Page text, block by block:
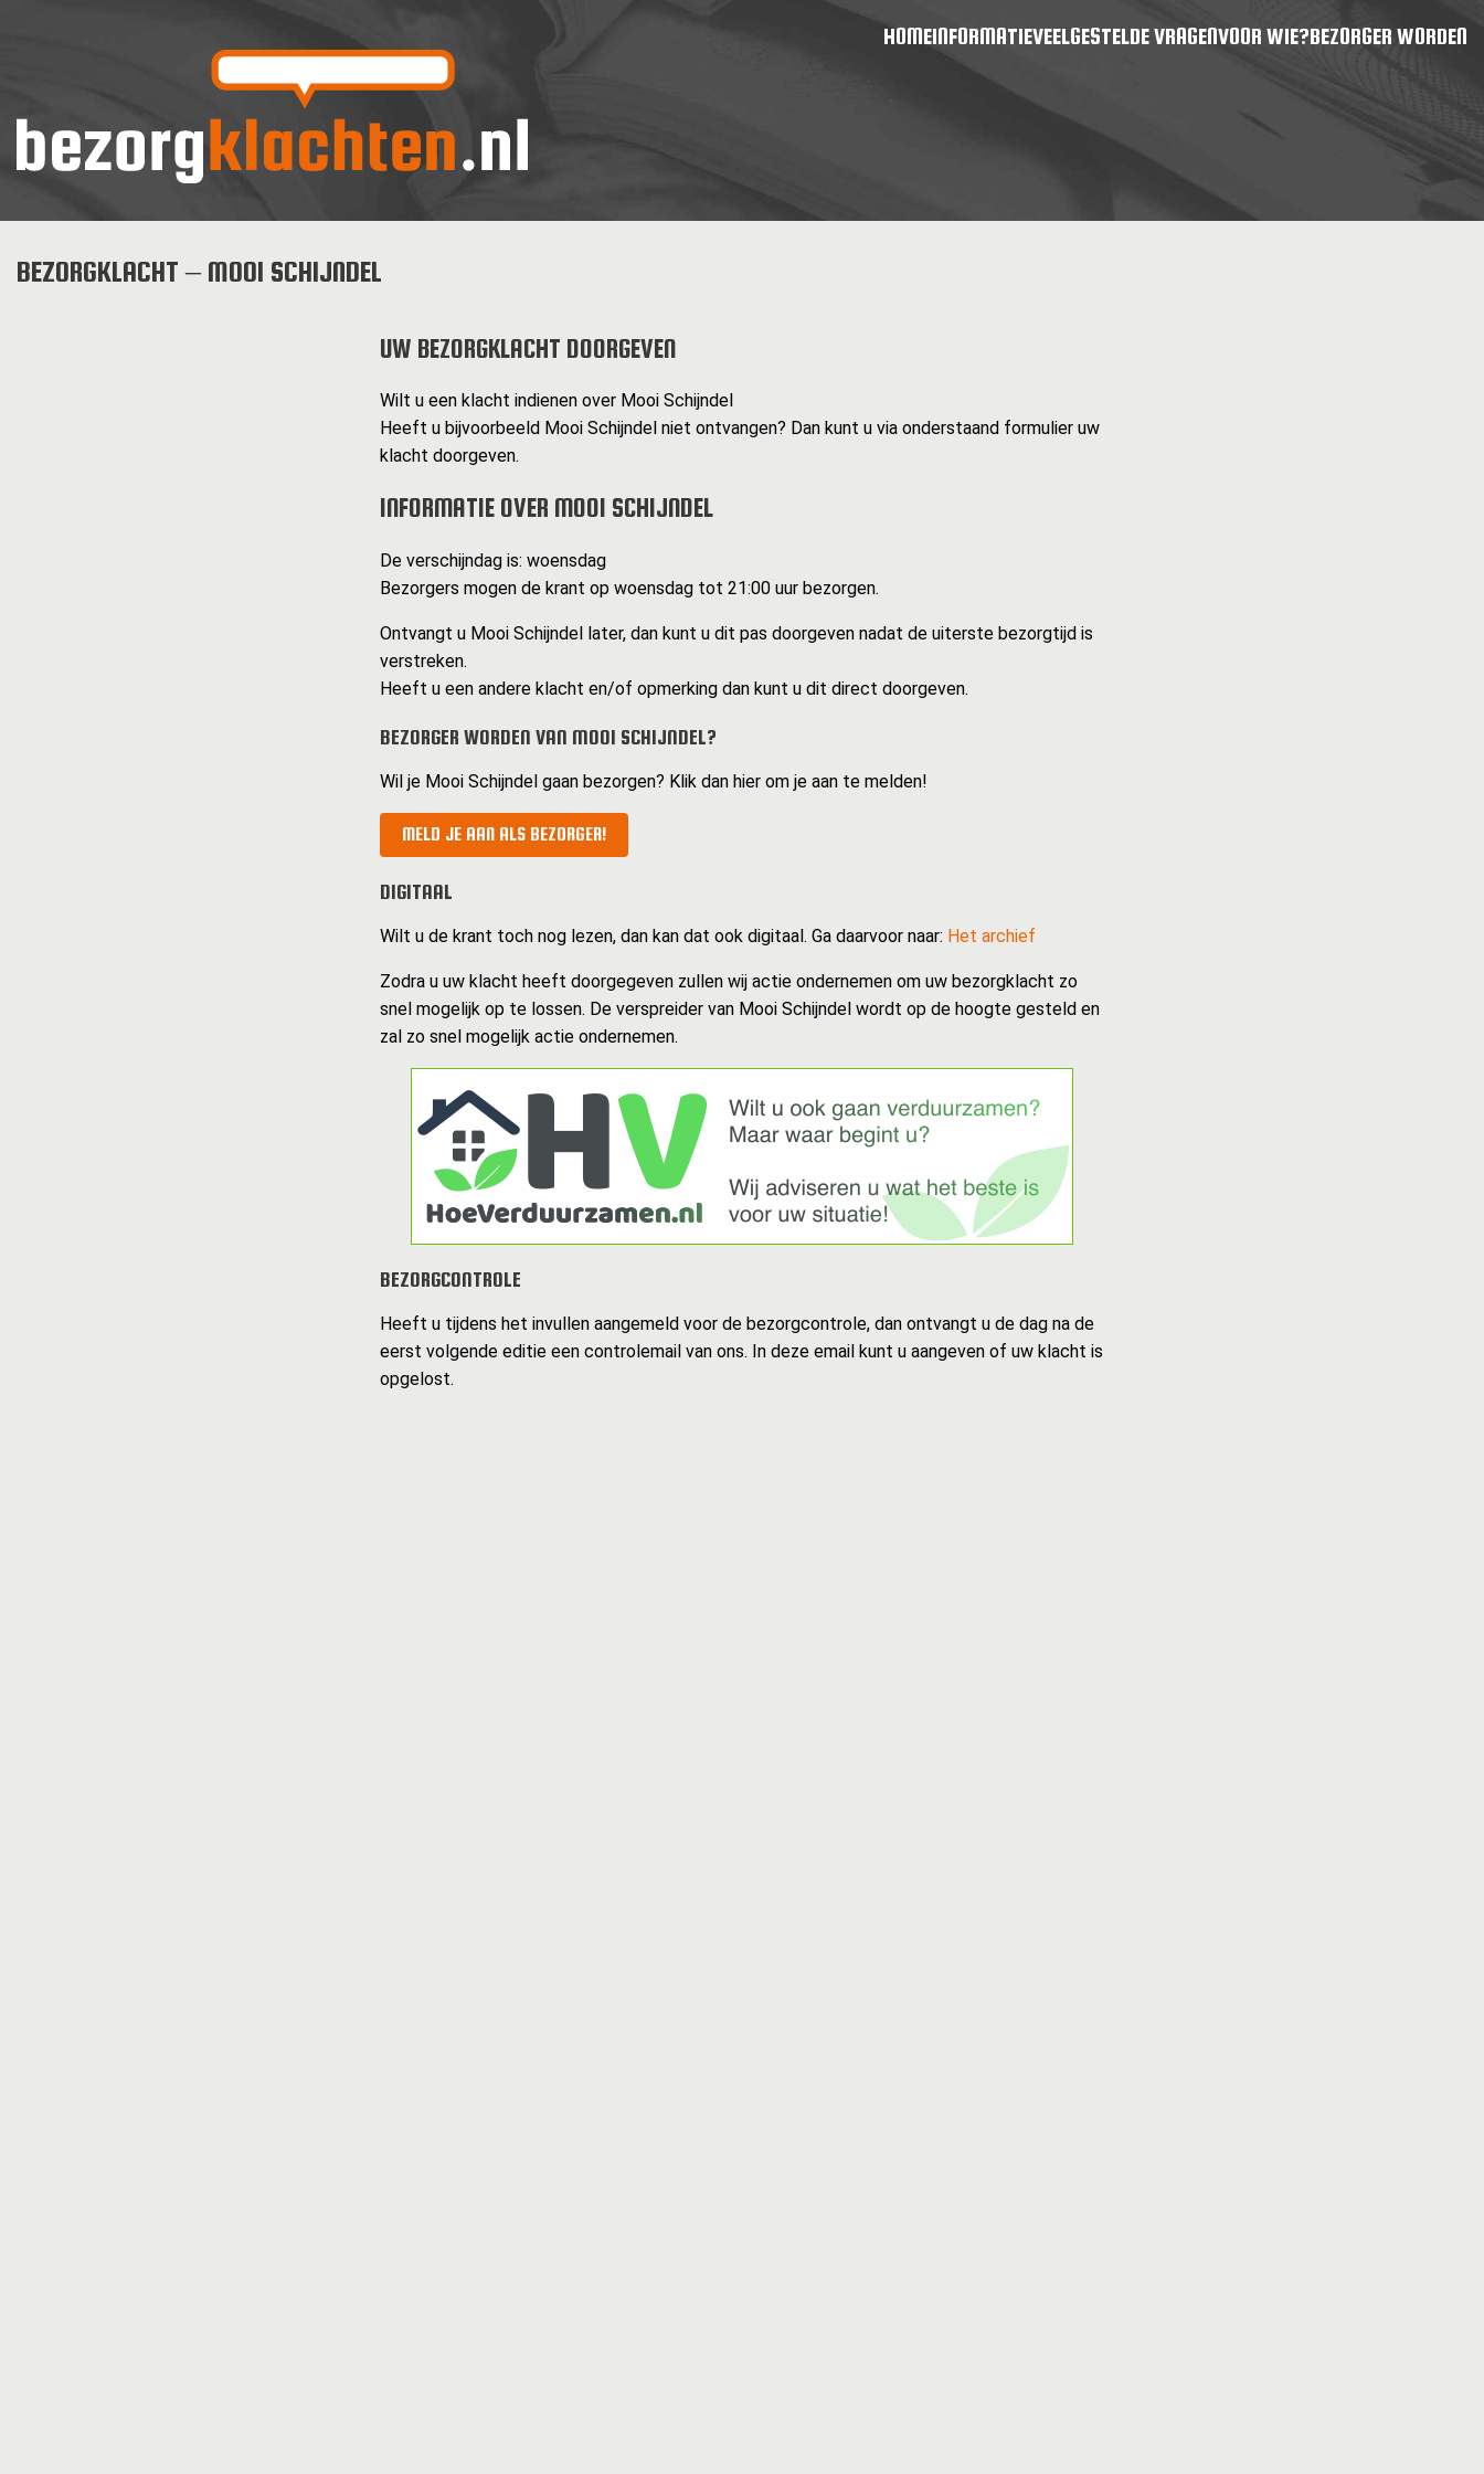
HOMEINFORMATIEVEELGESTELDE VRAGENVOOR WIE?BEZORGER WORDEN
BEZORGKLACHT – MOOI SCHIJNDEL
UW BEZORGKLACHT DOORGEVEN
Wilt u een klacht indienen over Mooi Schijndel
Heeft u bijvoorbeeld Mooi Schijndel niet ontvangen? Dan kunt u via onderstaand formulier uw
klacht doorgeven.
INFORMATIE OVER MOOI SCHIJNDEL
De verschijndag is: woensdag
Bezorgers mogen de krant op woensdag tot 21:00 uur bezorgen.
Ontvangt u Mooi Schijndel later, dan kunt u dit pas doorgeven nadat de uiterste bezorgtijd is
verstreken.
Heeft u een andere klacht en/of opmerking dan kunt u dit direct doorgeven.
BEZORGER WORDEN VAN MOOI SCHIJNDEL?
Wil je Mooi Schijndel gaan bezorgen? Klik dan hier om je aan te melden!
MELD JE AAN ALS BEZORGER!
DIGITAAL
Wilt u de krant toch nog lezen, dan kan dat ook digitaal. Ga daarvoor naar: Het archief
Zodra u uw klacht heeft doorgegeven zullen wij actie ondernemen om uw bezorgklacht zo
snel mogelijk op te lossen. De verspreider van Mooi Schijndel wordt op de hoogte gesteld en
zal zo snel mogelijk actie ondernemen.
BEZORGCONTROLE
Heeft u tijdens het invullen aangemeld voor de bezorgcontrole, dan ontvangt u de dag na de
eerst volgende editie een controlemail van ons. In deze email kunt u aangeven of uw klacht is
opgelost.